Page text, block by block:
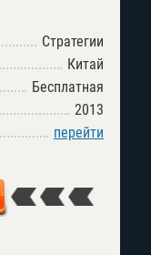
Стратегии
Китай
Бесплатная
2013
перейти